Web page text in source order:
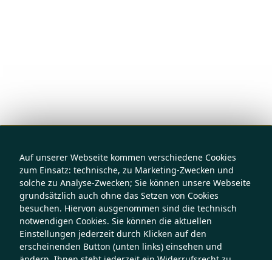
Auf unserer Webseite kommen verschiedene Cookies
zum Einsatz: technische, zu Marketing-Zwecken und
solche zu Analyse-Zwecken; Sie können unsere Webseite
grundsätzlich auch ohne das Setzen von Cookies
besuchen. Hiervon ausgenommen sind die technisch
notwendigen Cookies. Sie können die aktuellen
Einstellungen jederzeit durch Klicken auf den
erscheinenden Button (unten links) einsehen und